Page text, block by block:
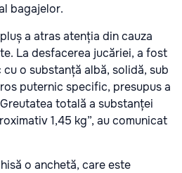
bagajelor.
a atras atenția din cauza
La desfacerea jucăriei, a fost
o substanță albă, solidă, sub
puternic specific, presupus a
totală a substanței
1,45 kg”, au comunicat
o anchetă, care este